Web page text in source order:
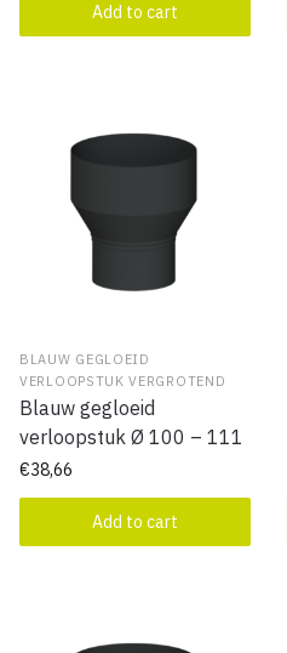
Add to cart
BLAUW GEGLOEID
VERLOOPSTUK VERGROTEND
Blauw gegloeid
verloopstuk Ø 100 – 111
€38,66
Add to cart